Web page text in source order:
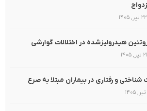
هیدرولیزشده در اختلالات گوارشی
و رفتاری در بیماران مبتلا به صرع